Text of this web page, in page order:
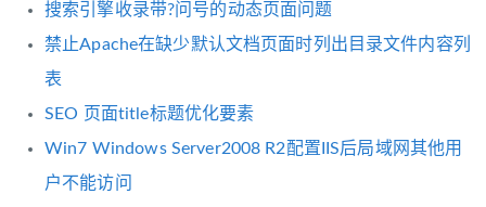
搜索引擎收录带?问号的动态页面问题
禁止Apache在缺少默认文档页面时列出目录文件内容列
表
SEO 页面title标题优化要素
Win7 Windows Server2008 R2配置IIS后局域网其他用
户不能访问